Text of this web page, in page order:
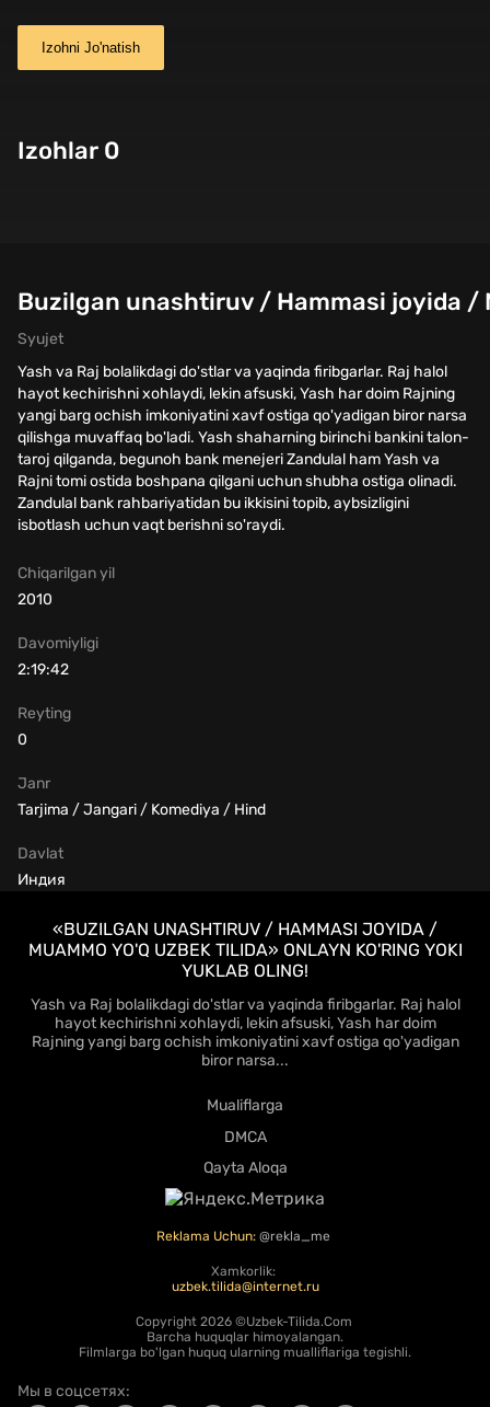
Izohni Jo'natish
Izohlar 0
Buzilgan unashtiruv / Hammasi joyida /
Syujet
Yash va Raj bolalikdagi do'stlar va yaqinda firibgarlar. Raj halol
hayot kechirishni xohlaydi, lekin afsuski, Yash har doim Rajning
yangi barg ochish imkoniyatini xavf ostiga qo'yadigan biror narsa
qilishga muvaffaq bo'ladi. Yash shaharning birinchi bankini talon-
taroj qilganda, begunoh bank menejeri Zandulal ham Yash va
Rajni tomi ostida boshpana qilgani uchun shubha ostiga olinadi.
Zandulal bank rahbariyatidan bu ikkisini topib, aybsizligini
isbotlash uchun vaqt berishni so'raydi.
Chiqarilgan yil
2010
Janr
Tarjima / Jangari / Komediya / Hind
Davomiyligi
2:19:42
Davlat
Индия
Reyting
0
«BUZILGAN UNASHTIRUV / HAMMASI JOYIDA /
MUAMMO YO'Q UZBEK TILIDA» ONLAYN KO'RING YOKI
YUKLAB OLING!
Yash va Raj bolalikdagi do'stlar va yaqinda firibgarlar. Raj halol
hayot kechirishni xohlaydi, lekin afsuski, Yash har doim
Rajning yangi barg ochish imkoniyatini xavf ostiga qo'yadigan
biror narsa...
Mualiflarga
DMCA
Qayta Aloqa
Reklama Uchun: @rekla_me
Xamkorlik:
uzbek.tilida@internet.ru
Copyright 2026 ©Uzbek-Tilida.Com
Barcha huquqlar himoyalangan.
Filmlarga bo'lgan huquq ularning mualliflariga tegishli.
Мы в соцсетях: